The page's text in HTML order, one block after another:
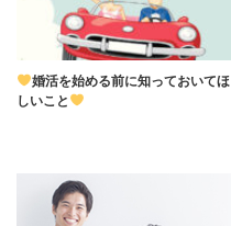
婚活を始める前に知っておいてほ
しいこと